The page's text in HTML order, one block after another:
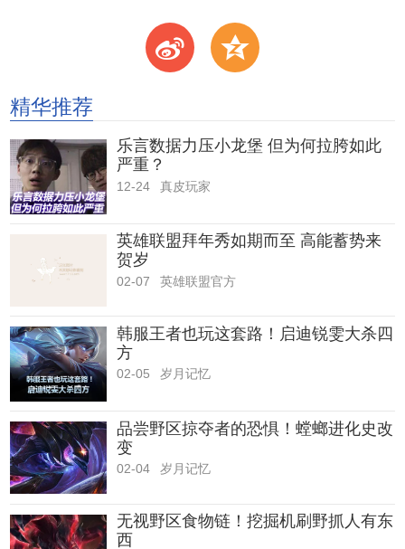
t z
精华推荐
乐言数据力压小龙堡 但为何拉胯如此
严重？
12-24 真皮玩家
英雄联盟拜年秀如期而至 高能蓄势来
贺岁
02-07 英雄联盟官方
韩服王者也玩这套路！启迪锐雯大杀四
方
02-05 岁月记忆
品尝野区掠夺者的恐惧！螳螂进化史改
变
02-04 岁月记忆
无视野区食物链！挖掘机刷野抓人有东
西